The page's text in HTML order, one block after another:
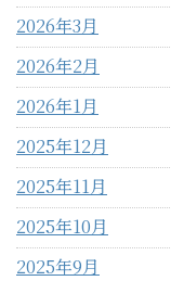
2026年3月
2026年2月
2026年1月
2025年12月
2025年11月
2025年10月
2025年9月